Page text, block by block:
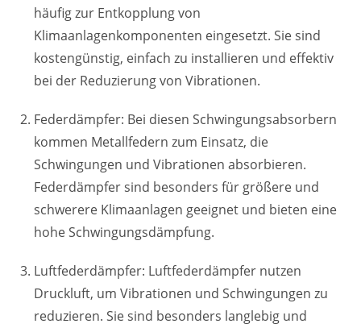
häufig zur Entkopplung von
Klimaanlagenkomponenten eingesetzt. Sie sind
kostengünstig, einfach zu installieren und effektiv
bei der Reduzierung von Vibrationen.
Federdämpfer: Bei diesen Schwingungsabsorbern
kommen Metallfedern zum Einsatz, die
Schwingungen und Vibrationen absorbieren.
Federdämpfer sind besonders für größere und
schwerere Klimaanlagen geeignet und bieten eine
hohe Schwingungsdämpfung.
Luftfederdämpfer: Luftfederdämpfer nutzen
Druckluft, um Vibrationen und Schwingungen zu
reduzieren. Sie sind besonders langlebig und